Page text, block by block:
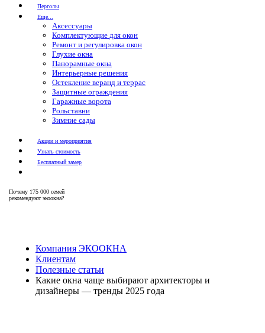
Перголы
Еще...
Аксессуары
Комплектующие для окон
Ремонт и регулировка окон
Глухие окна
Панорамные окна
Интерьерные решения
Остекление веранд и террас
Защитные ограждения
Гаражные ворота
Рольставни
Зимние сады
Акции и мероприятия
Узнать стоимость
Бесплатный замер
Почему 175 000 семей
рекомендуют экоокна?
Компания ЭКООКНА
Клиентам
Полезные статьи
Какие окна чаще выбирают архитекторы и
дизайнеры — тренды 2025 года